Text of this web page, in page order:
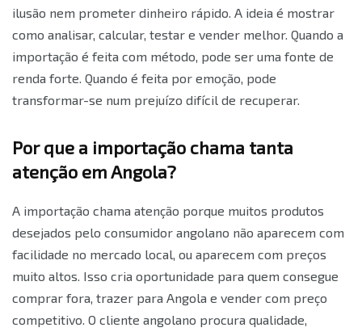
ilusão nem prometer dinheiro rápido. A ideia é mostrar
como analisar, calcular, testar e vender melhor. Quando a
importação é feita com método, pode ser uma fonte de
renda forte. Quando é feita por emoção, pode
transformar-se num prejuízo difícil de recuperar.
Por que a importação chama tanta
atenção em Angola?
A importação chama atenção porque muitos produtos
desejados pelo consumidor angolano não aparecem com
facilidade no mercado local, ou aparecem com preços
muito altos. Isso cria oportunidade para quem consegue
comprar fora, trazer para Angola e vender com preço
competitivo. O cliente angolano procura qualidade,